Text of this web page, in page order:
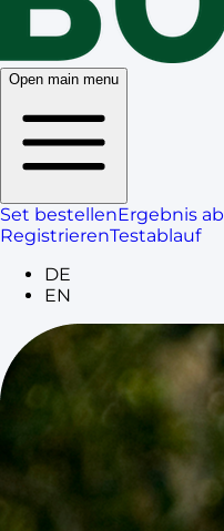
Open main menu
Set bestellenErgebnis
RegistrierenTestablauf
DE
EN